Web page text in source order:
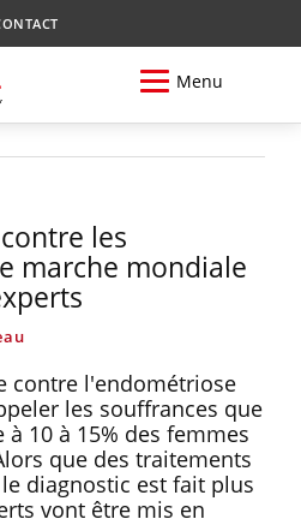
Menu
les
marche mondiale
contre l'endométriose
les souffrances que
10 à 15% des femmes
que des traitements
diagnostic est fait plus
vont être mis en